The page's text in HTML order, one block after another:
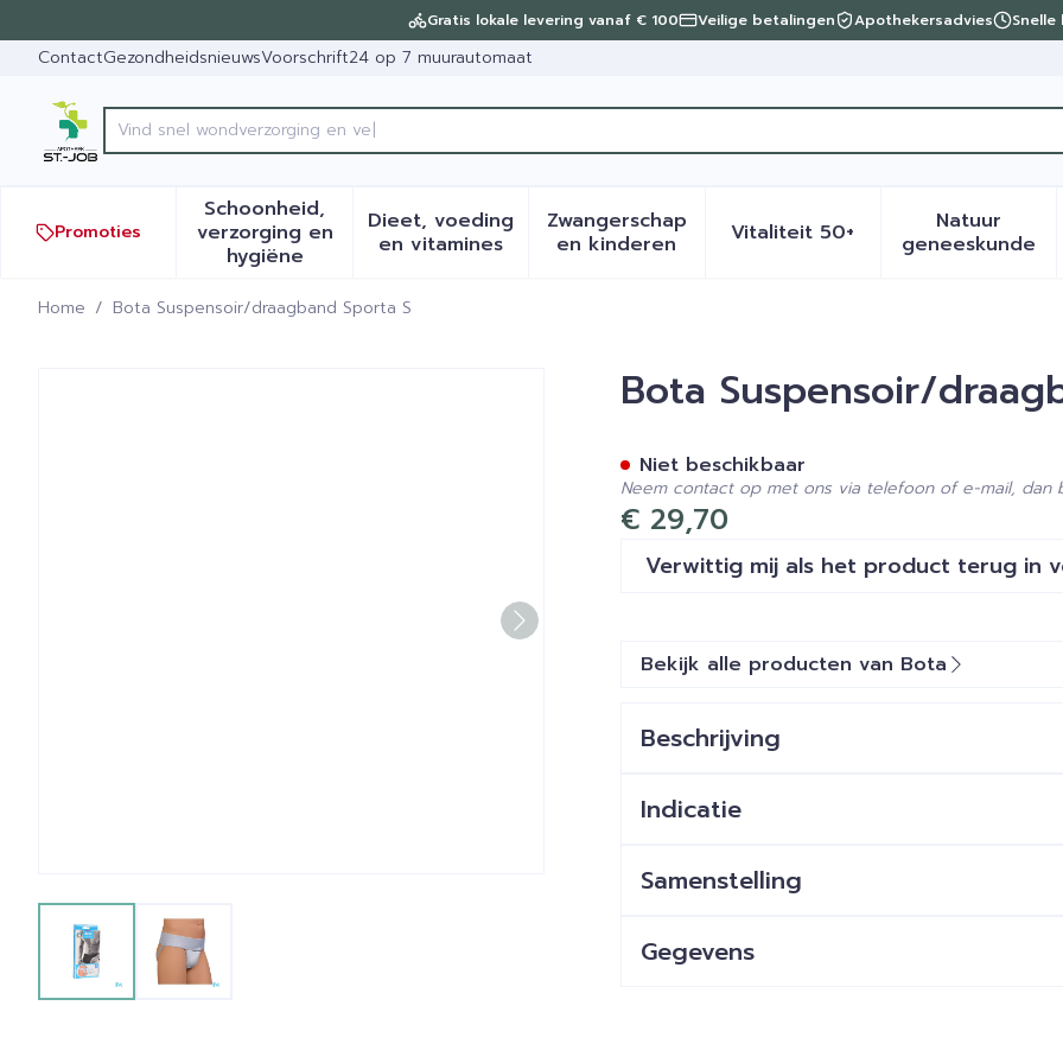
Gratis lokale levering vanaf € 100 Veilige betalingen Apothekersadvies Snelle
ContactGezondheidsnieuwsVoorschrift24 op 7 muurautomaat
Product, merk, categorie...
Promoties
Schoonheid,
verzorging en
hygiëneToon submenu voor Schoonheid, verzorging en hygiëne categorie
Dieet, voeding
en vitamines
Toon submenu voor Dieet, voeding en vitamines categorie
Zwangerschap
en kinderenToon submenu voor Zwangerschap en
Vitaliteit 50+Toon submenu voor
Natuur
geneeskunde
Toon
Home / Bota Suspensoir/draagband Sporta S
View larger imageView larger image
Bota Suspensoir/draagband Sporta SBota Suspensoir/
€ 29,70
Verwittig mij als het product terug in
Niet beschikbaar
Neem contact op met ons via telefoon of e-mail, dan
Bekijk alle producten van Bota
Beschrijving
Indicatie
Samenstelling
Gegevens